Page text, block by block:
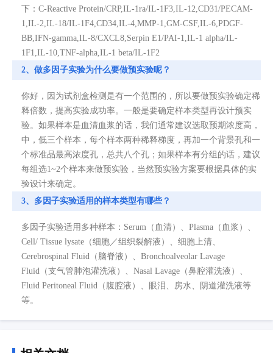
下：C-Reactive Protein/CRP,IL-1ra/IL-1F3,IL-12,CD31/PECAM-
1,IL-2,IL-18/IL-1F4,CD34,IL-4,MMP-1,GM-CSF,IL-6,PDGF-
BB,IFN-gamma,IL-8/CXCL8,Serpin E1/PAI-1,IL-1 alpha/IL-
1F1,IL-10,TNF-alpha,IL-1 beta/IL-1F2
2、做多因子实验为什么要做预实验呢？
你好，因为试剂盒检测是有一个范围的，所以要做预实验确定稀
释倍数，提高实验成功率。一般是要确定样本类型再设计预实
验。如果样本是血清血浆的话，我们通常建议选取预期浓度高，
中，低三个样本，每个样本两种稀释梯度，再加一个背景孔和一
个标准品最高浓度孔，总共八个孔；如果样本有分组的话，建议
每组选1~2个样本来做预实验，当然预实验方案要根据具体的实
验设计来确定。
3、多因子实验适用的样本类型有哪些？
多因子实验适用多种样本：Serum（血清）、Plasma（血浆）、
Cell/ Tissue lysate（细胞／组织裂解液）、细胞上清、
Cerebrospinal Fluid（脑脊液）、Bronchoalveolar Lavage
Fluid（支气管肺泡灌洗液）、Nasal Lavage（鼻腔灌洗液）、
Fluid Peritoneal Fluid（腹腔液）、眼泪、房水、阴道灌洗液等
等。